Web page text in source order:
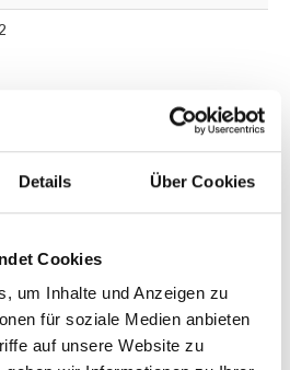
Details Über Cookies
Cookies
um Inhalte und Anzeigen zu
für soziale Medien anbieten
auf unsere Website zu
können Sie auch unseren
, Telefon oder E-Mail).
Schlüsselnummer
nicht dabei?
Lenkgetriebe»